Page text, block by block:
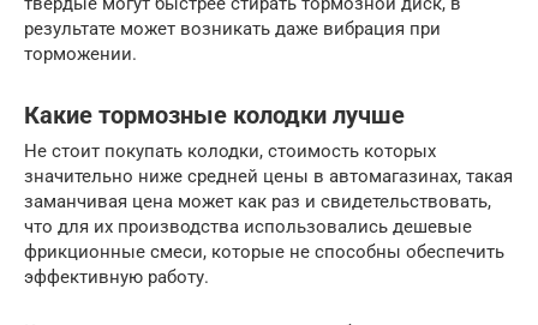
результате может возникать даже вибрация при
торможении.
Какие тормозные колодки лучше
Не стоит покупать колодки, стоимость которых
значительно ниже средней цены в автомагазинах, такая
заманчивая цена может как раз и свидетельствовать,
что для их производства использовались дешевые
фрикционные смеси, которые не способны обеспечить
эффективную работу.